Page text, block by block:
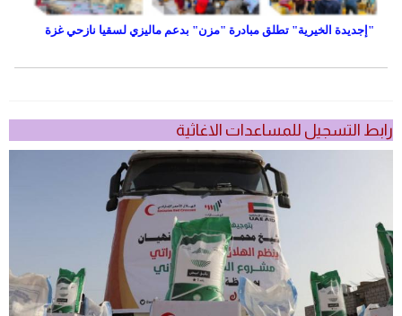
"إجديدة الخيرية" تطلق مبادرة "مزن" بدعم ماليزي لسقيا نازحي غزة
رابط التسجيل للمساعدات الاغاثية